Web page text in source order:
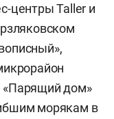
центры Taller и
«Парящий дом»
морякам в